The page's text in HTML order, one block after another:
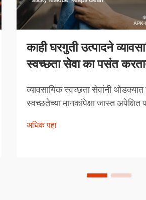
काही घरगुती उत्पादने
स्वच्छता सेवा का पसंत
व्यावसायिक स्वच्छता सेवांनी
स्वच्छतेच्या मानकांपेक्षा जास्त अपेक्षित
उत्पादने अनियंत्रित निवड नसून, त्यांची
अधिक पहा